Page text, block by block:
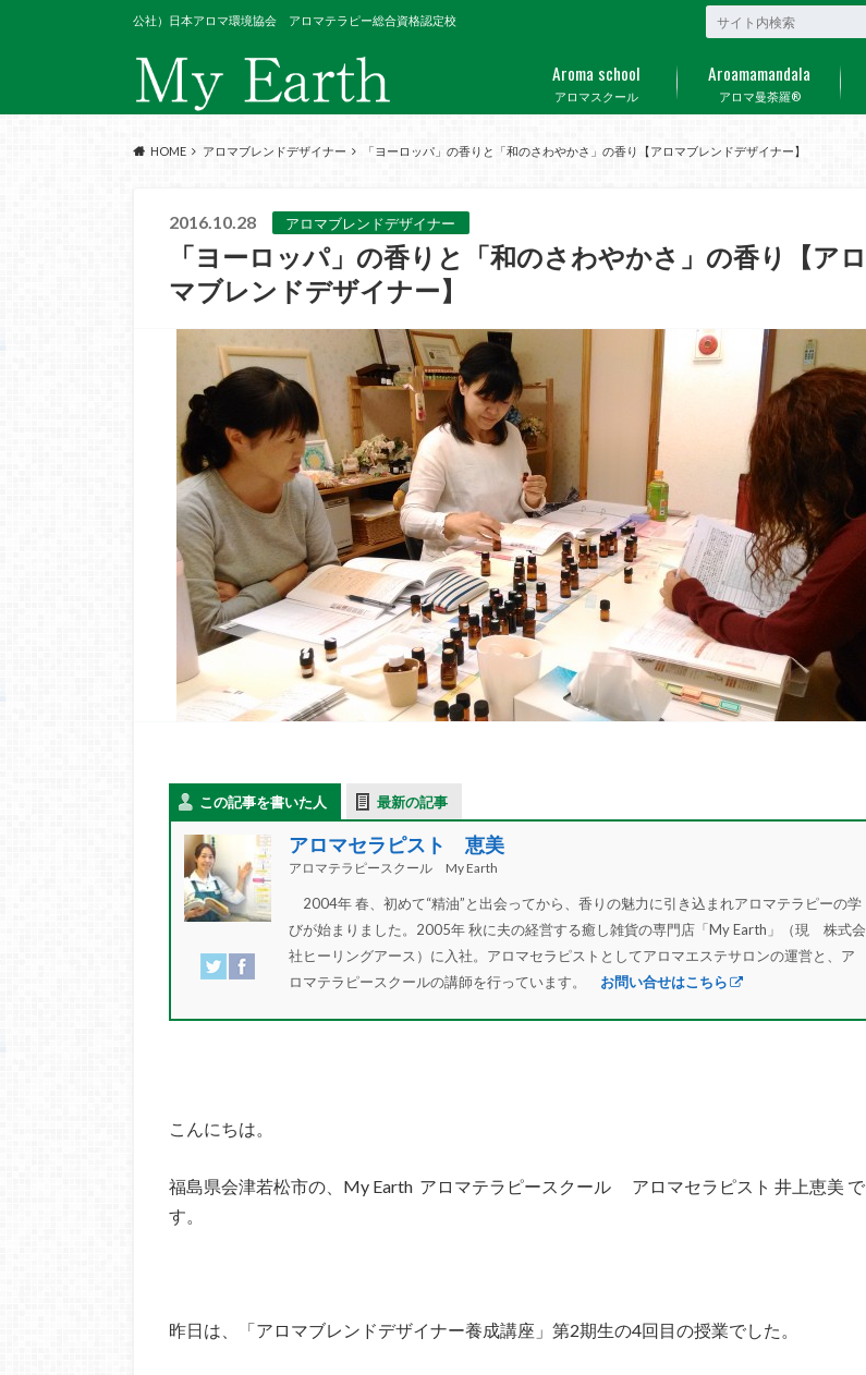
公社）日本アロマ環境協会 アロマテラピー総合資格認定校
アロマスクール
Aroma school
アロマ曼荼羅®
Aroamamandala
HOME アロマブレンドデザイナー 「ヨーロッパ」の香りと「和のさわやかさ」の香り【アロマブレンドデザイナー】
2016.10.28 アロマブレンドデザイナー
「ヨーロッパ」の香りと「和のさわやかさ」の香り【アロ
マブレンドデザイナー】
この記事を書いた人 最新の記事
アロマセラピスト 恵美
アロマテラピースクール My Earth
2004年 春、初めて“精油”と出会ってから、香りの魅力に引き込まれアロマテラピーの学
びが始まりました。2005年 秋に夫の経営する癒し雑貨の専門店「My Earth」（現 株式会
社ヒーリングアース）に入社。アロマセラピストとしてアロマエステサロンの運営と、ア
ロマテラピースクールの講師を行っています。 お問い合せはこちら
こんにちは。
福島県会津若松市の、My Earth アロマテラピースクール アロマセラピスト 井上恵美 で
す。
昨日は、「アロマブレンドデザイナー養成講座」第2期生の4回目の授業でした。